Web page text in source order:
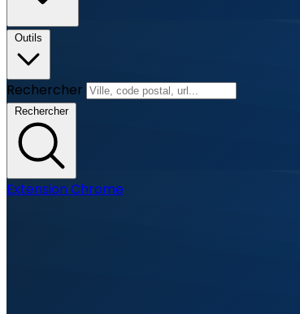
Outils
Rechercher
Rechercher
Extension Chrome